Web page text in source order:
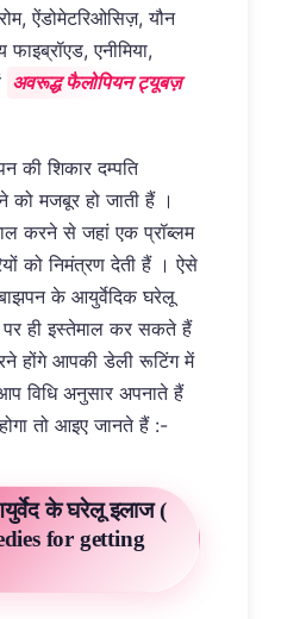
ऐंडोमेटरिओसिज़, यौन
फाइब्रॉएड, एनीमिया,
अवरूद्ध फैलोपियन ट्यूबज़
की शिकार दम्पति
मजबूर हो जाती हैं ।
करने से जहां एक प्रॉब्लम
को निमंत्रण देती हैं । ऐसे
के आयुर्वेदिक घरेलू
ही इस्तेमाल कर सकते हैं
होंगे आपकी डेली रूटिंग में
विधि अनुसार अपनाते हैं
तो आइए जानते हैं :-
के घरेलू इलाज (
for getting